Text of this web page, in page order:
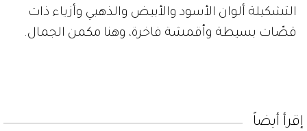
التشكيلة ألوان الأسود والأبيض والذهبي وأزياء ذات
قصّات بسيطة وأقمشة فاخرة، وهنا مكمن الجمال.
إقرأ أيضاً